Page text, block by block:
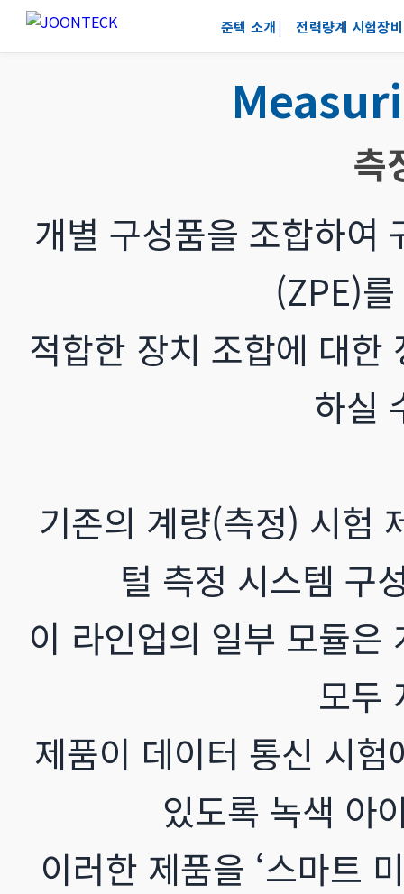
준텍 소개 전력량계 시험장비
측
개별 구성품을 조합하여
(ZPE)
적합한 장치 조합에 대한
하실
기존의 계량(측정) 시험
털 측정 시스템 구
이 라인업의 일부 모듈은
모두
제품이 데이터 통신 시
있도록 녹색 아
이러한 제품을 ‘스마트